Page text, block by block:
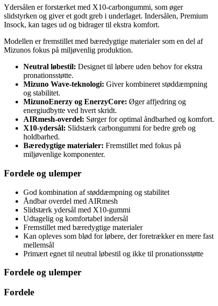
Ydersålen er forstærket med X10-carbongummi, som øger
slidstyrken og giver et godt greb i underlaget. Indersålen, Premium
Insock, kan tages ud og bidrager til ekstra komfort.
Modellen er fremstillet med bæredygtige materialer som en del af
Mizunos fokus på miljøvenlig produktion.
Neutral løbestil: Designet til løbere uden behov for ekstra
pronationsstøtte.
Mizuno Wave-teknologi: Giver kombineret støddæmpning
og stabilitet.
MizunoEnerzy og EnerzyCore: Øger affjedring og
energiudbytte ved hvert skridt.
AIRmesh-overdel: Sørger for optimal åndbarhed og komfort.
X10-ydersål: Slidstærk carbongummi for bedre greb og
holdbarhed.
Bæredygtige materialer: Fremstillet med fokus på
miljøvenlige komponenter.
Fordele og ulemper
God kombination af støddæmpning og stabilitet
Åndbar overdel med AIRmesh
Slidstærk ydersål med X10-gummi
Udtagelig og komfortabel indersål
Fremstillet med bæredygtige materialer
Kan opleves som blød for løbere, der foretrækker en mere fast
mellemsål
Primært egnet til neutral løbestil og ikke til pronationsstøtte
Fordele og ulemper
Fordele